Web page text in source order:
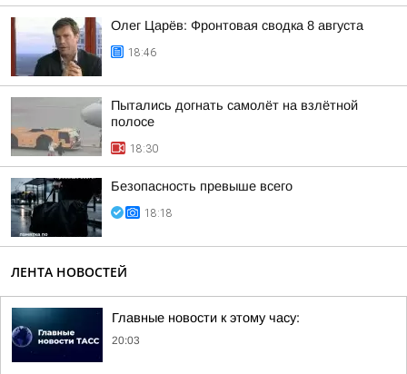
Олег Царёв: Фронтовая сводка 8 августа
18:46
Пытались догнать самолёт на взлётной
полосе
18:30
Безопасность превыше всего
18:18
ЛЕНТА НОВОСТЕЙ
Главные новости к этому часу:
20:03